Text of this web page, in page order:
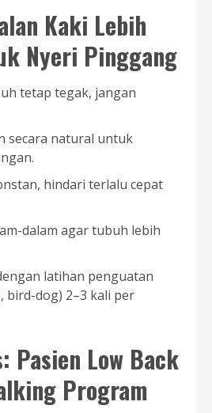
Kaki Lebih
Nyeri Pinggang
tetap tegak, jangan
secara natural untuk
hindari terlalu cepat
dalam agar tubuh lebih
latihan penguatan
bird-dog) 2–3 kali per
Pasien Low Back
Program